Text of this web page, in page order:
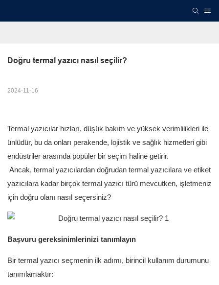
Doğru termal yazıcı nasıl seçilir?
2024-11-16
Termal yazıcılar hızları, düşük bakım ve yüksek verimlilikleri ile
ünlüdür, bu da onları perakende, lojistik ve sağlık hizmetleri gibi
endüstriler arasında popüler bir seçim haline getirir.
Ancak, termal yazıcılardan doğrudan termal yazıcılara ve etiket
yazıcılara kadar birçok termal yazıcı türü mevcutken, işletmeniz
için doğru olanı nasıl seçersiniz?
Başvuru gereksinimlerinizi tanımlayın
Bir termal yazıcı seçmenin ilk adımı, birincil kullanım durumunu
tanımlamaktır: